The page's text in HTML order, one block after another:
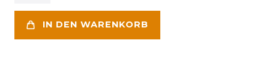
IN DEN WARENKORB